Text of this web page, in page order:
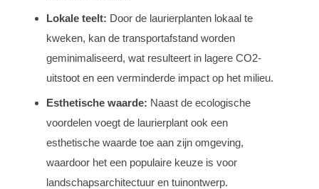
Lokale teelt: Door de laurierplanten lokaal te
kweken, kan de transportafstand worden
geminimaliseerd, wat resulteert in lagere CO2-
uitstoot en een verminderde impact op het milieu.
Esthetische waarde: Naast de ecologische
voordelen voegt de laurierplant ook een
esthetische waarde toe aan zijn omgeving,
waardoor het een populaire keuze is voor
landschapsarchitectuur en tuinontwerp.